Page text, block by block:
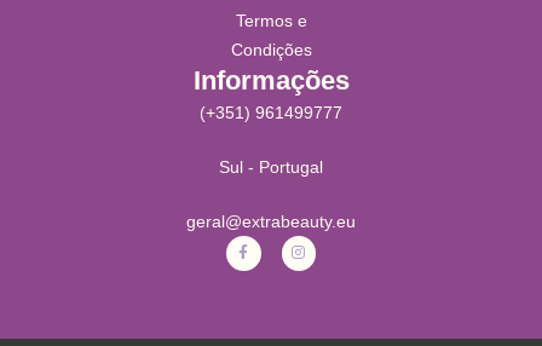
Termos e
Condições
Informações
(+351) 961499777
Sul - Portugal
geral@extrabeauty.eu